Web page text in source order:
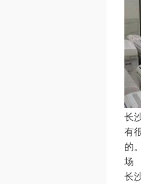
长
有
的
场
长